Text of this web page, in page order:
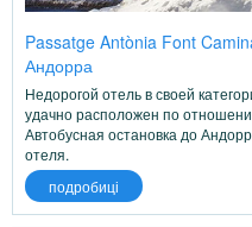
Passatge Antònia Font
Андорра
Недорогой отель в своей
удачно расположен по
Автобусная остановка до
отеля.
подробиці